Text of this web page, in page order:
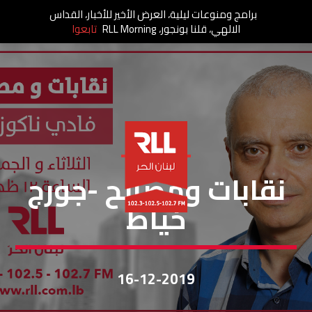
نقابات ومصالح
نقابات ومصالح -جورج
خيّاط
16-12-2019
برامج ومنوعات ليلية، العرض الأخير للأخبار، القداس
الالهي، قلنا بونجور، RLL Morning تابعوا